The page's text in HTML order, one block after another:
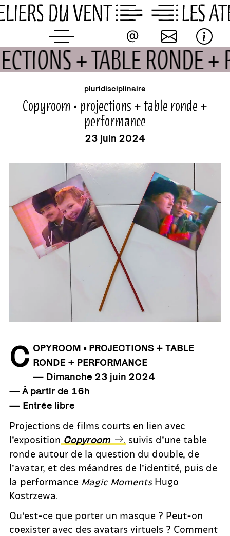
Skip
to
+ TABLE RONDE
événement
pluridisciplinaire
Copyroom • projections + table ronde +
performance
23 juin 2024
C OPYROOM • PROJECTIONS + TABLE
RONDE + PERFORMANCE
— Dimanche 23 juin 2024
— À partir de 16h
— Entrée libre
Projections de films courts en lien avec
l’exposition Copyroom
, suivis d’une table
ronde autour de la question du double, de
l’avatar, et des méandres de l’identité, puis de
la performance Magic MomentsHugo
Kostrzewa.
Qu’est-ce que porter un masque ? Peut-on
coexister avec des avatars virtuels ? Comment